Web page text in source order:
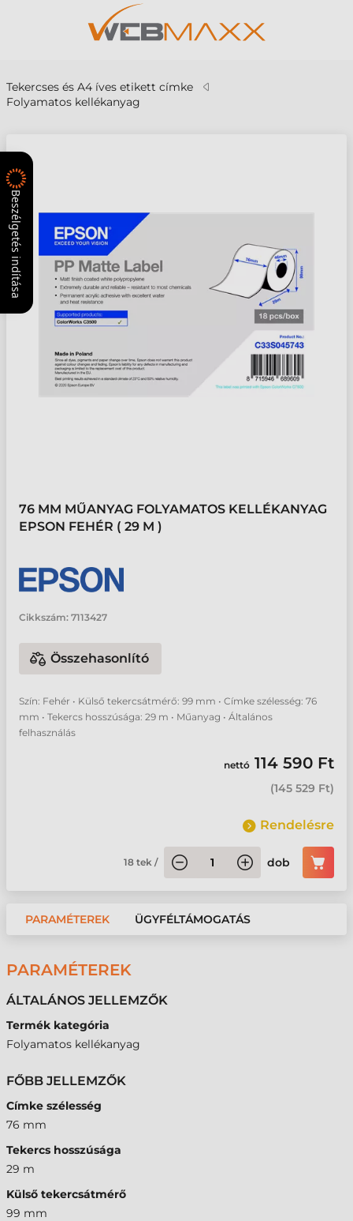
Tekercses és A4 íves etikett címke
Folyamatos kellékanyag
76 MM MŰANYAG FOLYAMATOS KELLÉKANYAG
EPSON FEHÉR ( 29 M )
Cikkszám: 7113427
Összehasonlító
Szín: Fehér • Külső tekercsátmérő: 99 mm • Címke szélesség: 76
mm • Tekercs hosszúsága: 29 m • Műanyag • Általános
felhasználás
nettó 114 590 Ft
(145 529 Ft)
Rendelésre
18 tek / dob
PARAMÉTEREK ÜGYFÉLTÁMOGATÁS
PARAMÉTEREK
ÁLTALÁNOS JELLEMZŐK
Termék kategória
Folyamatos kellékanyag
FŐBB JELLEMZŐK
Címke szélesség
76 mm
Tekercs hosszúsága
29 m
Külső tekercsátmérő
99 mm
Beszélgetés indítása